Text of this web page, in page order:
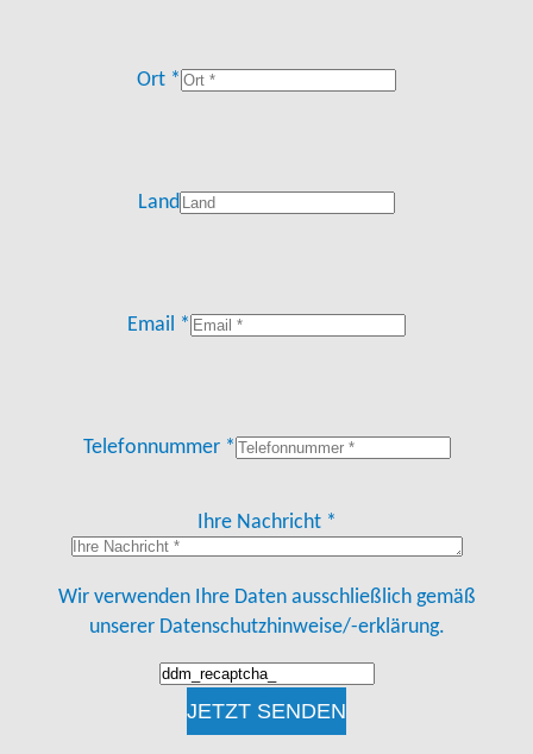
Ort *
Land
Email *
Telefonnummer *
Ihre Nachricht *
Wir verwenden Ihre Daten ausschließlich gemäß
unserer Datenschutzhinweise/-erklärung.